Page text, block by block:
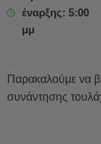
έναρξης: 5:00
μμ
Παρακαλούμε να
συνάντησης